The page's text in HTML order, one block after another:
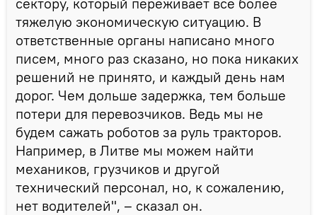
тяжелую экономическую ситуацию. В
ответственные органы написано много
писем, много раз сказано, но пока никаких
решений не принято, и каждый день нам
дорог. Чем дольше задержка, тем больше
потери для перевозчиков. Ведь мы не
будем сажать роботов за руль тракторов.
Например, в Литве мы можем найти
механиков, грузчиков и другой
технический персонал, но, к сожалению,
нет водителей", – сказал он.